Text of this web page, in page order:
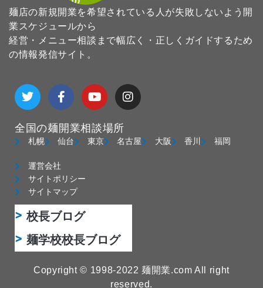
麺店の新規開業を希望されている人が失敗しないよう開
業スケジュールから
経営・メニュー相談まで幅広く・正しくガイドするため
の情報発信サイト。
T
w
i
t
e
F
a
c
b
o
k
-
f
Y
o
u
u
b
I
n
s
g
全国の麺開業相談場所
札幌 仙台 東京 名古屋 大阪 香川 福岡
運営会社
サイトポリシー
サイトマップ
校長ブログ
麺学校校長ブログ
Copyright © 1998-2022 麺開業.com All right
reserved.